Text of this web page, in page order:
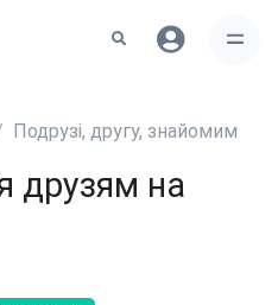
Подрузі, другу, знайомим
друзям на